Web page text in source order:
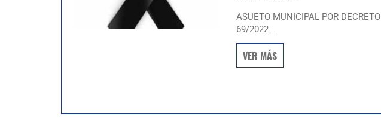
ASUETO MUNICIPAL POR DECRETO
69/2022...
VER MÁS